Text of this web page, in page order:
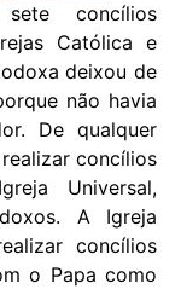
concílios
Católica e
deixou de
não havia
De qualquer
concílios
Universal,
A Igreja
concílios
o Papa como